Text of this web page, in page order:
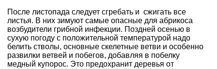
После листопада следует сгребать и сжигать все
листья. В них зимуют самые опасные для абрикоса
возбудители грибной инфекции. Поздней осенью в
сухую погоду с положительной температурой надо
белить стволы, основные скелетные ветви и особенно
развилки ветвей и побегов, добавляя в побелку
медный купорос. Это предохранит деревья от